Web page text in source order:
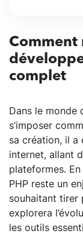
Comment
complet
Dans le monde
s’imposer
sa création, il a
internet, allant
plateformes.
PHP reste un
souhaitant tirer
explorera
les outils